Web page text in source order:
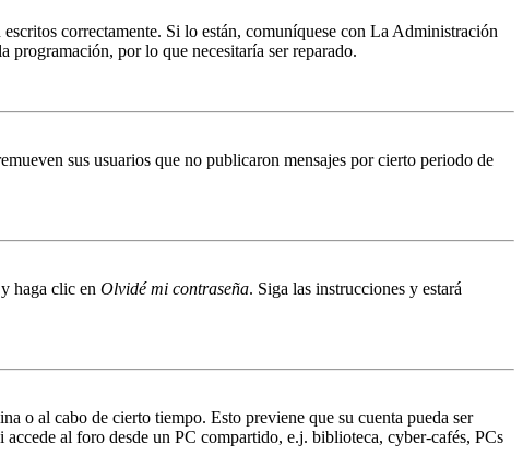
correctamente. Si lo están, comuníquese con La Administración
programación, por lo que necesitaría ser reparado.
sus usuarios que no publicaron mensajes por cierto periodo de
haga clic en Olvidé mi contraseña. Siga las instrucciones y estará
o al cabo de cierto tiempo. Esto previene que su cuenta pueda ser
al foro desde un PC compartido, e.j. biblioteca, cyber-cafés, PCs